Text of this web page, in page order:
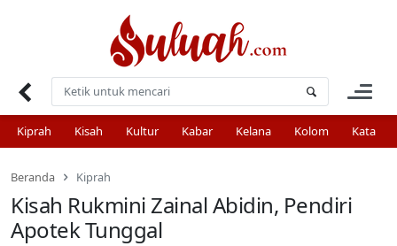
Kiprah Kisah Kultur Kabar Kelana Kolom Kata
Beranda Kiprah
Kisah Rukmini Zainal Abidin, Pendiri
Apotek Tunggal